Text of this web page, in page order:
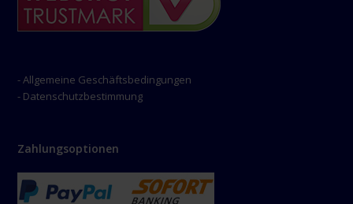
- Allgemeine Geschäftsbedingungen
- Datenschutzbestimmung
Zahlungsoptionen